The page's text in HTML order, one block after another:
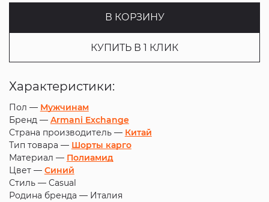
В КОРЗИНУ
КУПИТЬ В 1 КЛИК
Характеристики:
Пол — Мужчинам
Бренд — Armani Exchange
Страна производитель — Китай
Тип товара — Шорты карго
Материал — Полиамид
Цвет — Синий
Стиль — Casual
Родина бренда — Италия